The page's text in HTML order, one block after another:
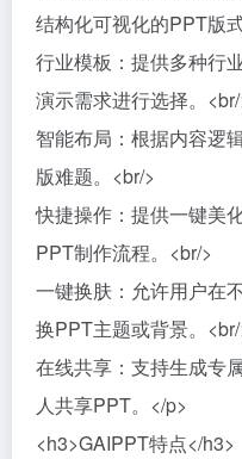
结构化可视化的PPT版
行业模板：提供多种行
演示需求进行选择。<br/
智能布局：根据内容逻
版难题。<br/>
快捷操作：提供一键美
PPT制作流程。<br/>
一键换肤：允许用户在
换PPT主题或背景。<br/
在线共享：支持生成专
人共享PPT。</p>
<h3>GAIPPT特点</h3>